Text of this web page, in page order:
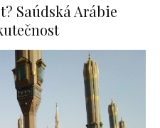
Saúdská Arábie